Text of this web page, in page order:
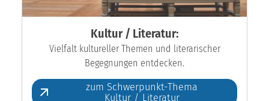
Kultur / Literatur:
Vielfalt kultureller Themen und literarischer
Begegnungen entdecken.
zum Schwerpunkt-Thema
Kultur / Literatur